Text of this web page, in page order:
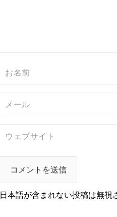
日本語が含まれない投稿は無視